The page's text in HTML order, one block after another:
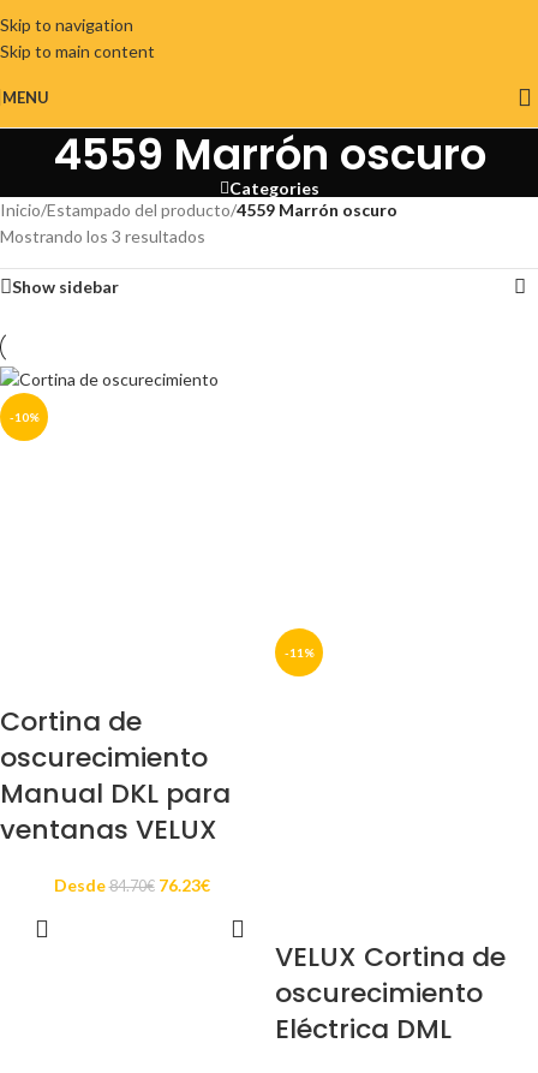
Skip to navigation
Skip to main content
MENU
4559 Marrón oscuro
Categories
Inicio/Estampado del producto/4559 Marrón oscuro
Mostrando los 3 resultados
Show sidebar
-10%
Cortina de
oscurecimiento
Manual DKL para
ventanas VELUX
Desde 84.70€ 76.23€
-11%
VELUX Cortina de
oscurecimiento
Eléctrica DML